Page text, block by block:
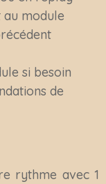
module
si besoin
de
rythme avec 1